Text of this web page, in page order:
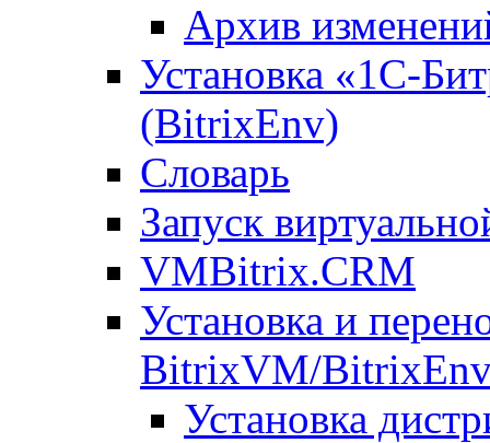
Архив
Установка «1С-
(BitrixEnv)
Словарь
Запуск
VMBitrix.CRM
Установка и
BitrixVM/
Установка